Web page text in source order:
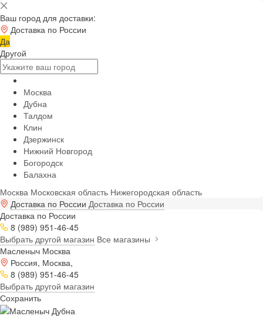
Ваш город для доставки:
Доставка по России
Да
Другой
Москва
Дубна
Талдом
Клин
Дзержинск
Нижний Новгород
Богородск
Балахна
Москва Московская область Нижегородская область
Доставка по России Доставка по России
Доставка по России
8 (989) 951-46-45
Выбрать другой магазин Все магазины
Масленыч Москва
Россия, Москва,
8 (989) 951-46-45
Выбрать другой магазин
Сохранить